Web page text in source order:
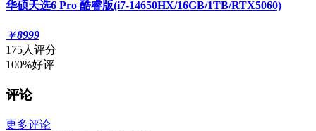
华硕天选6 Pro 酷睿版(i7-14650HX/16GB/1TB/RTX5060)
￥8999
175人评分
100%好评
评论
更多评论